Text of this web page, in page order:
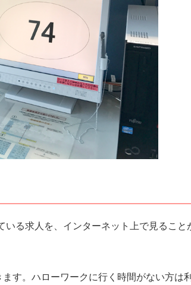
る求人を、インターネット上で見ること
す。ハローワークに行く時間がない方は